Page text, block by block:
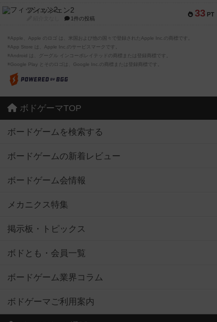
33 PT
フィッシェン2
1件の投稿
※Apple、Apple のロゴ は、米国および他の国々で登録されたApple Inc.の商標です。
※App Store は、Apple Inc.のサービスマークです。
※Android は、グーグル インコーポレイテッドの商標または登録商標です。
※Google Play とそのロゴは、Google Inc.の商標または登録商標です。
ボドゲーマTOP
ボードゲームを検索する
ボードゲームの新着レビュー
ボードゲーム会情報
メカニクス特集
掲示板・トピックス
ボドとも・会員一覧
ボードゲーム業界コラム
ボドゲーマご利用案内